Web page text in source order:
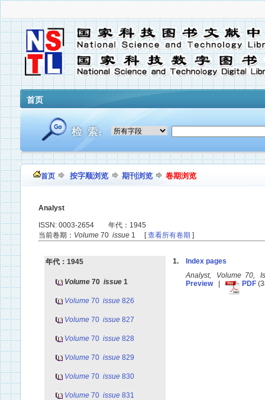
首页
首页 按字顺浏览 期刊浏览 卷期浏览
Analyst
ISSN: 0003-2654 年代：1945
当前卷期： Volume 70 issue 1 [查看所有卷期 ]
年代：1945
Volume 70 issue 1
Volume 70 issue 826
Volume 70 issue 827
Volume 70 issue 828
Volume 70 issue 829
Volume 70 issue 830
Volume 70 issue 831
1.
Index pages
Analyst, Volume 70,
Preview| PDF